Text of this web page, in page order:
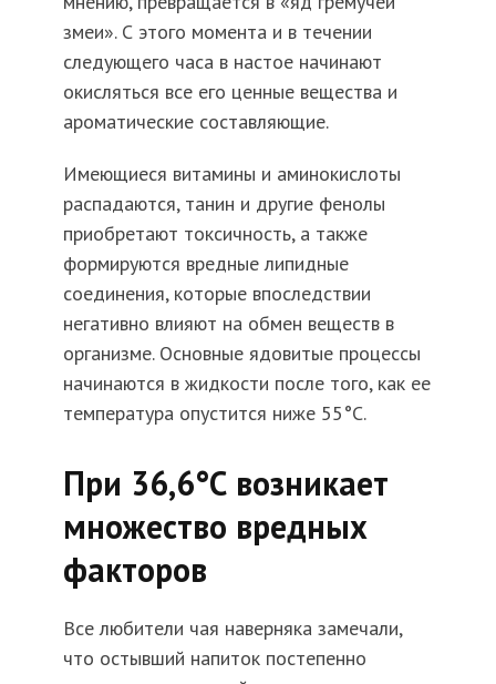
змеи». С этого момента и в течении
следующего часа в настое начинают
окисляться все его ценные вещества и
ароматические составляющие.
Имеющиеся витамины и аминокислоты
распадаются, танин и другие фенолы
приобретают токсичность, а также
формируются вредные липидные
соединения, которые впоследствии
негативно влияют на обмен веществ в
организме. Основные ядовитые процессы
начинаются в жидкости после того, как ее
температура опустится ниже 55°С.
При 36,6°С возникает
множество вредных
факторов
Все любители чая наверняка замечали,
что остывший напиток постепенно